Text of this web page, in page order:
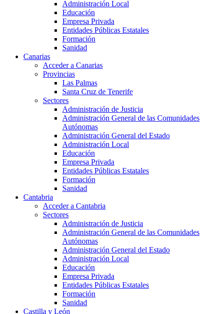
Administración Local
Educación
Empresa Privada
Entidades Públicas Estatales
Formación
Sanidad
Canarias
Acceder a Canarias
Provincias
Las Palmas
Santa Cruz de Tenerife
Sectores
Administración de Justicia
Administración General de las Comunidades
Autónomas
Administración General del Estado
Administración Local
Educación
Empresa Privada
Entidades Públicas Estatales
Formación
Sanidad
Cantabria
Acceder a Cantabria
Sectores
Administración de Justicia
Administración General de las Comunidades
Autónomas
Administración General del Estado
Administración Local
Educación
Empresa Privada
Entidades Públicas Estatales
Formación
Sanidad
Castilla y León